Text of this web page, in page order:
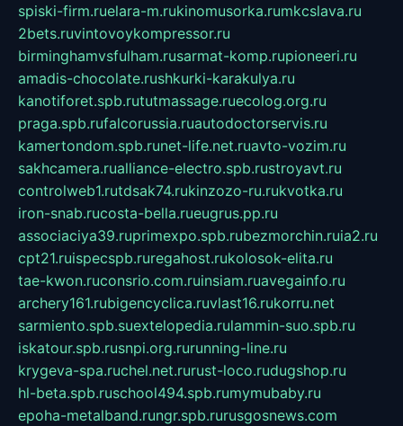
spiski-firm.ruelara-m.rukinomusorka.rumkcslava.ru
2bets.ruvintovoykompressor.ru
birminghamvsfulham.rusarmat-komp.rupioneeri.ru
amadis-chocolate.rushkurki-karakulya.ru
kanotiforet.spb.rututmassage.ruecolog.org.ru
praga.spb.rufalcorussia.ruautodoctorservis.ru
kamertondom.spb.runet-life.net.ruavto-vozim.ru
sakhcamera.rualliance-electro.spb.rustroyavt.ru
controlweb1.rutdsak74.rukinzozo-ru.rukvotka.ru
iron-snab.rucosta-bella.rueugrus.pp.ru
associaciya39.ruprimexpo.spb.rubezmorchin.ruia2.ru
cpt21.ruispecspb.ruregahost.rukolosok-elita.ru
tae-kwon.ruconsrio.com.ruinsiam.ruavegainfo.ru
archery161.rubigencyclica.ruvlast16.rukorru.net
sarmiento.spb.suextelopedia.rulammin-suo.spb.ru
iskatour.spb.rusnpi.org.rurunning-line.ru
krygeva-spa.ruchel.net.rurust-loco.rudugshop.ru
hl-beta.spb.ruschool494.spb.rumymubaby.ru
epoha-metalband.rungr.spb.rurusgosnews.com